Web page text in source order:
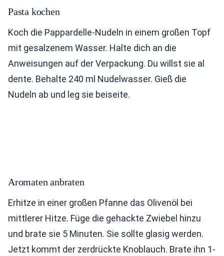
Pasta kochen
Koch die Pappardelle-Nudeln in einem großen Topf
mit gesalzenem Wasser. Halte dich an die
Anweisungen auf der Verpackung. Du willst sie al
dente. Behalte 240 ml Nudelwasser. Gieß die
Nudeln ab und leg sie beiseite.
Aromaten anbraten
Erhitze in einer großen Pfanne das Olivenöl bei
mittlerer Hitze. Füge die gehackte Zwiebel hinzu
und brate sie 5 Minuten. Sie sollte glasig werden.
Jetzt kommt der zerdrückte Knoblauch. Brate ihn 1-